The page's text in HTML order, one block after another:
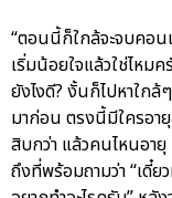
“ตอนนี้ก็ใกล้จะจบคอ
เริ่มน้อยใจแล้วใช่ไห
ยังไงดี? งั้นก็ไปหาใก
มาก่อน ตรงนี้มีใครอา
สิบกว่า แล้วคนไหนอายุ
ถึงที่พร้อมถามว่า “เดี๋ย